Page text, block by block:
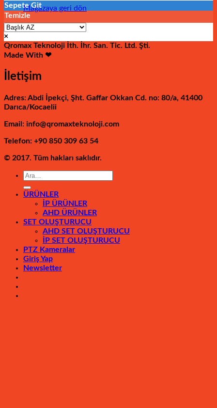
Mağazaya geri dön
Sepete Git
Temizle
×
Qromax Teknoloji İth. İhr. San. Tic. Ltd. Şti.
Made With ❤
İletişim
Adres: Abdi İpekçi, Şht. Gaffar Okkan Cd. no: 80/a, 41400
Darıca/Kocaelii
Email: info@qromaxteknoloji.com
Telefon: +90 850 309 63 54
© 2017. Tüm hakları saklıdır.
Ara:
ÜRÜNLER
İP ÜRÜNLER
AHD ÜRÜNLER
SET OLUŞTURUCU
AHD SET OLUŞTURUCU
İP SET OLUŞTURUCU
PTZ Kameralar
Giriş Yap
Newsletter